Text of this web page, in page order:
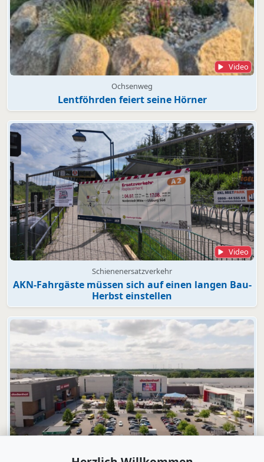
Video
Ochsenweg
Lentföhrden feiert seine Hörner
Video
Schienenersatzverkehr
AKN-Fahrgäste müssen sich auf einen langen Bau-
Herbst einstellen